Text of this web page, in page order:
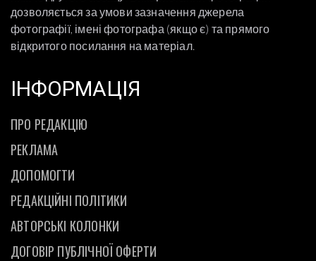
дозволяється за умови зазначення джерела
фотографії, імені фотографа (якщо є) та прямого
відкритого посилання на матеріал.
ІНФОРМАЦІЯ
ПРО РЕДАКЦІЮ
РЕКЛАМА
ДОПОМОГТИ
РЕДАКЦІЙНІ ПОЛІТИКИ
АВТОРСЬКІ КОЛОНКИ
ДОГОВІР ПУБЛІЧНОЇ ОФЕРТИ